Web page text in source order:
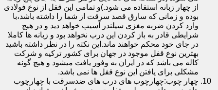
از چهار زبانه استفاده می شود.)و تمامی این قفل از نوع فولادی
بوده و زمانی که سارق قصد سرقت از شما را داشته باشد،با
وارد کردن ضربه مغزی سیلندر آسیب خواهد دید و در هیچ
شرایطی قادر به باز کردن این درب نخواهد بود و زبانه ها کاملا
در جای خود محکم خواهند ماند.این نکته را در نظر داشته باشید
بهترین نوع قفل موجود در جهان برای کشور ترکیه و شرکت
کاله می باشد که در ایران به وفور یافت میشود و هیچ گونه
مشکلی برای یافتن این نوع قفل ها نمی باشد.
چهار چوب:چهارچوب های درب های ضدسرقت با چهارچوب